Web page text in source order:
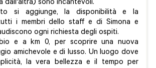
dall'altra) sono incantevoli.
si aggiunge, la disponibilità e la
i membri dello staff e di Simona e
ogni richiesta degli ospiti.
e a km 0, per scoprire una nuova
amichevole e di lusso. Un luogo dove
la vera bellezza e il tempo per